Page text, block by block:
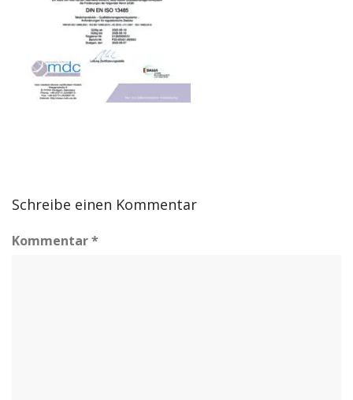
Schreibe einen Kommentar
Kommentar*